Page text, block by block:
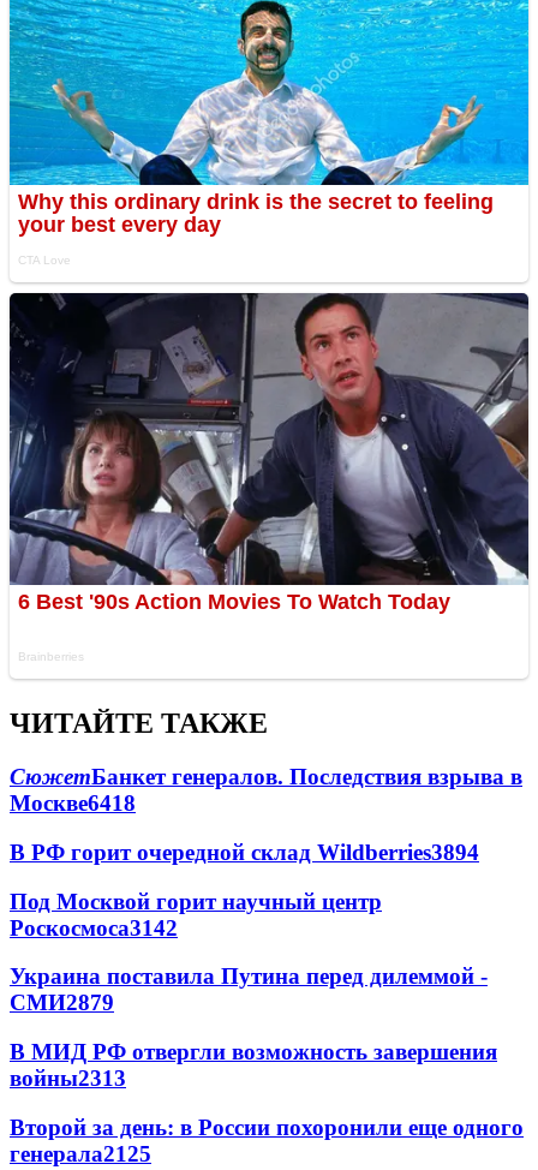
ЧИТАЙТЕ ТАКЖЕ
СюжетБанкет генералов. Последствия взрыва в
Москве6418
В РФ горит очередной склад Wildberries3894
Под Москвой горит научный центр
Роскосмоса3142
Украина поставила Путина перед дилеммой -
СМИ2879
В МИД РФ отвергли возможность завершения
войны2313
Второй за день: в России похоронили еще одного
генерала2125